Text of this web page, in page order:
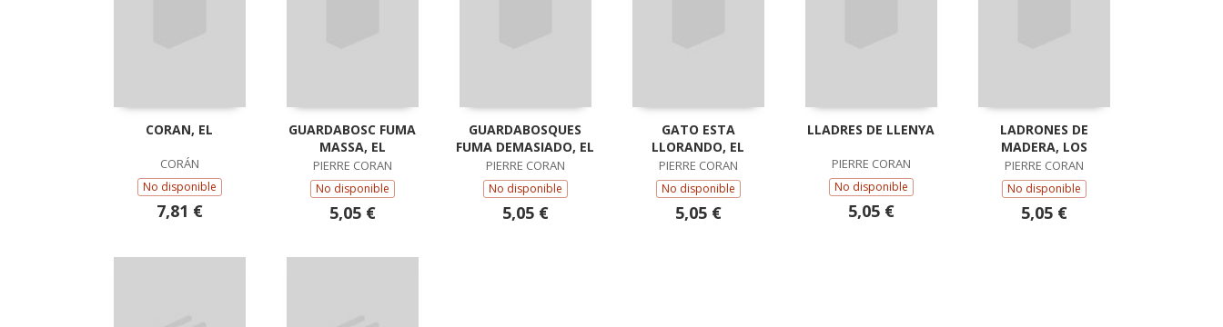
CORAN, EL
CORÁN
No disponible
7,81 €
GUARDABOSC FUMA
MASSA, EL
PIERRE CORAN
No disponible
5,05 €
GUARDABOSQUES
FUMA DEMASIADO, EL
PIERRE CORAN
No disponible
5,05 €
GATO ESTA
LLORANDO, EL
PIERRE CORAN
No disponible
5,05 €
LLADRES DE LLENYA
PIERRE CORAN
No disponible
5,05 €
LADRONES DE
MADERA, LOS
PIERRE CORAN
No disponible
5,05 €